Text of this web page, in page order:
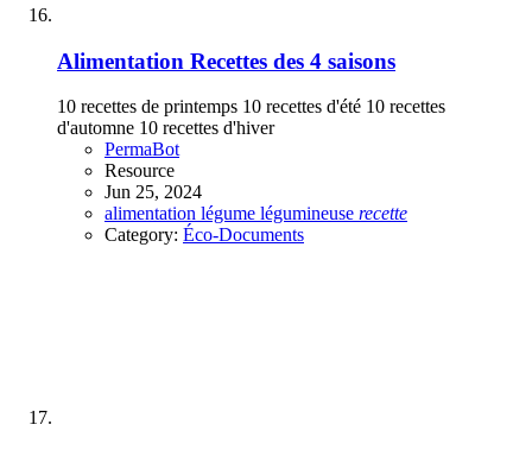
Alimentation Recettes des 4 saisons
10 recettes de printemps 10 recettes d'été 10 recettes
d'automne 10 recettes d'hiver
PermaBot
Resource
Jun 25, 2024
alimentation légume légumineuse recette
Category: Éco-Documents